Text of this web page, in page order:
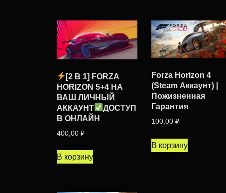
[2 В 1] FORZA
HORIZON 5+4 НА
ВАШ ЛИЧНЫЙ
АККАУНТ
ДОСТУП
В ОНЛАЙН
400,00 ₽
В корзину
Forza Horizon 4
(Steam Аккаунт) |
Пожизненная
Гарантия
100,00₽
В корзину